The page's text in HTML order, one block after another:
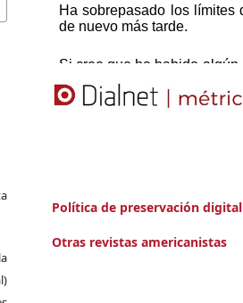
Política de preservación digital
Otras revistas americanistas